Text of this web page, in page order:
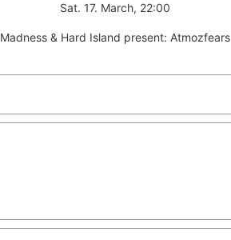
Sat. 17. March, 22:00
Madness & Hard Island present: Atmozfears